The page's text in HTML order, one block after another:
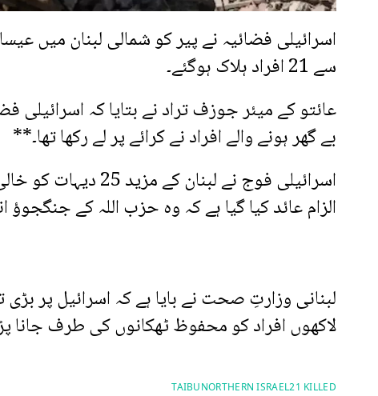
اسرائیلی فضائیہ نے پیر کو شمالی لبنان میں
سے 21 افراد ہلاک ہوگئے۔
عائتو کے میئر جوزف تراد نے بتایا کہ اسرائیلی
بے گھر ہونے والے افراد نے کرائے پر لے رکھا تھا۔**
اسرائیلی فوج نے
الزام عائد کیا گیا ہے کہ وہ حزب اللہ کے
لبنانی وزارتِ صحت نے بایا ہے کہ اسرائیل پر
لاکھوں افراد کو محفوظ ٹھکانوں کی طرف جانا
21 KILLED
NORTHERN ISRAEL
TAIBU